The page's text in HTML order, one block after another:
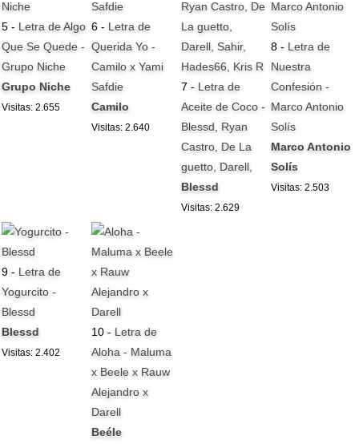
5 - Letra de Algo
Que Se Quede -
Grupo Niche
Grupo Niche
Visitas: 2.655
6 - Letra de
Querida Yo -
Camilo x Yami
Safdie
Camilo
Visitas: 2.640
7 - Letra de
Aceite de Coco -
Blessd, Ryan
Castro, De La
guetto, Darell,
Blessd
Visitas: 2.629
8 - Letra de
Nuestra
Confesión -
Marco Antonio
Solís
Marco Antonio
Solís
Visitas: 2.503
9 - Letra de
Yogurcito -
Blessd
Blessd
Visitas: 2.402
10 - Letra de
Aloha - Maluma
x Beele x Rauw
Alejandro x
Darell
Beéle